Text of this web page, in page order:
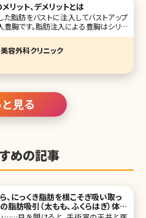
リット、デメリットとは
脂肪をバストに注入してバストアップ
胸です。脂肪注入による豊胸はシリコ
酸など異物を入れる方法と比較して安
いと思いますが、実際にはどんなメリ
のでしょうか。
容外科クリニック
見る
めの記事
、にっくき脂肪を根こそぎ吸い取っ
脂肪吸引（太もも、ふくらはぎ）体験